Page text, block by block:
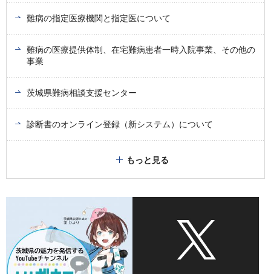
難病の指定医療機関と指定医について
難病の医療提供体制、在宅難病患者一時入院事業、その他の
事業
茨城県難病相談支援センター
診断書のオンライン登録（新システム）について
もっと見る